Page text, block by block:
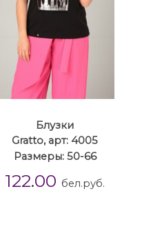
Блузки
Gratto, арт: 4005
Размеры: 50-66
122.00 бел.руб.